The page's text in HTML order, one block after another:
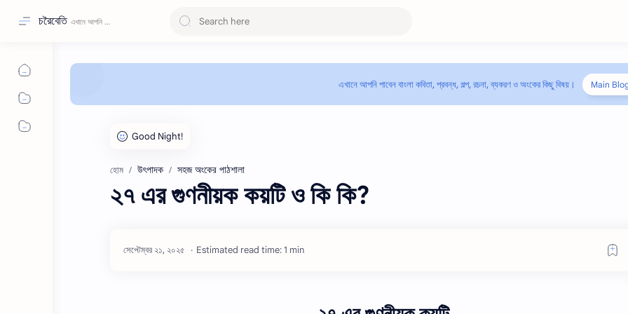
চরৈবেতি
এখানে আপনি পাবেন বাংলা কবিতা, প্রবন্ধ, গল্প, রচনা, ব্যকরণ ও অংকের কিছু বিষয়। Main
হোম উৎপাদক সহজ অংকের পাঠশালা
২৭ এর গুণনীয়ক কয়টি ও কি কি?
Estimated read time: 1 min